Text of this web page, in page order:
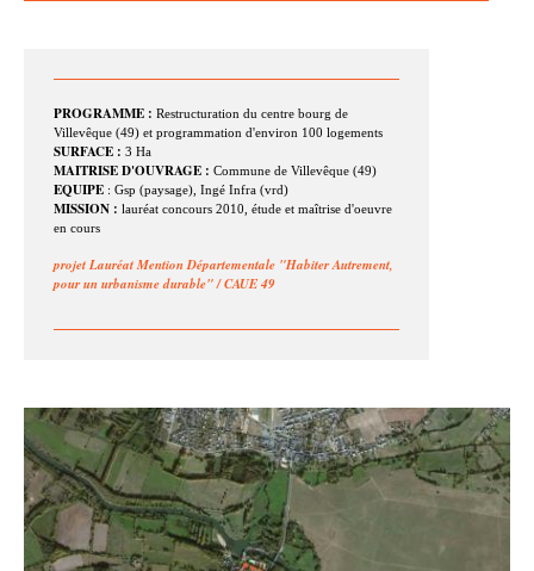
PROGRAMME : Restructuration du centre bourg de
Villevêque (49) et programmation d'environ 100 logements
SURFACE : 3 Ha
MAITRISE D'OUVRAGE : Commune de Villevêque (49)
EQUIPE : Gsp (paysage), Ingé Infra (vrd)
MISSION : lauréat concours 2010, étude et maîtrise d'oeuvre
en cours
projet Lauréat Mention Départementale "Habiter Autrement,
pour un urbanisme durable" / CAUE 49